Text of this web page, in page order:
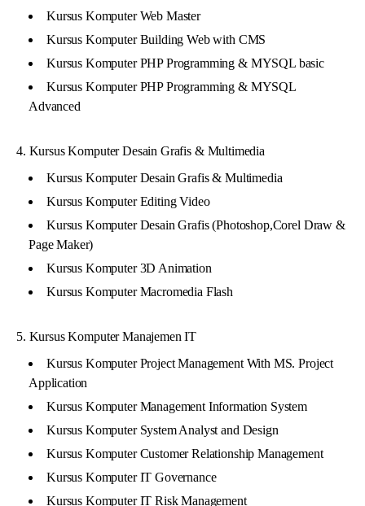
Kursus Komputer Web Master
Kursus Komputer Building Web with CMS
Kursus Komputer PHP Programming & MYSQL basic
Kursus Komputer PHP Programming & MYSQL
Advanced
4. Kursus Komputer Desain Grafis & Multimedia
Kursus Komputer Desain Grafis & Multimedia
Kursus Komputer Editing Video
Kursus Komputer Desain Grafis (Photoshop,Corel Draw &
Page Maker)
Kursus Komputer 3D Animation
Kursus Komputer Macromedia Flash
5. Kursus Komputer Manajemen IT
Kursus Komputer Project Management With MS. Project
Application
Kursus Komputer Management Information System
Kursus Komputer System Analyst and Design
Kursus Komputer Customer Relationship Management
Kursus Komputer IT Governance
Kursus Komputer IT Risk Management